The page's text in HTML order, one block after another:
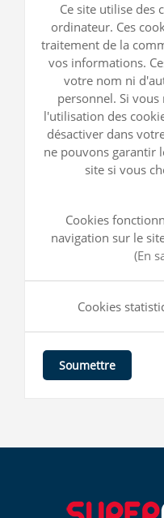
Ce site utilise des
ordinateur. Ces
traitement de la
vos informations.
votre nom ni
personnel. Si vous
l'utilisation des
désactiver dans
ne pouvons garantir
site si vous
Cookies
navigation sur le
(En
Cookies
Soumettre